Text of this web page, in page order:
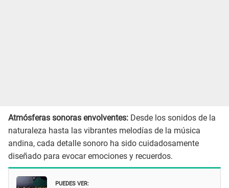
Atmósferas sonoras envolventes: Desde los sonidos de la
naturaleza hasta las vibrantes melodías de la música
andina, cada detalle sonoro ha sido cuidadosamente
diseñado para evocar emociones y recuerdos.
PUEDES VER: